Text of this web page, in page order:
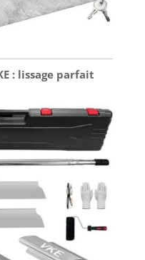
: lissage parfait